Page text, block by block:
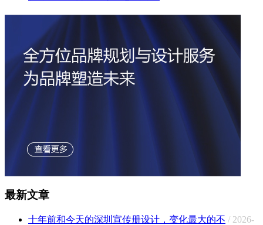
最新文章
十年前和今天的深圳宣传册设计，变化最大的不 / 2026-